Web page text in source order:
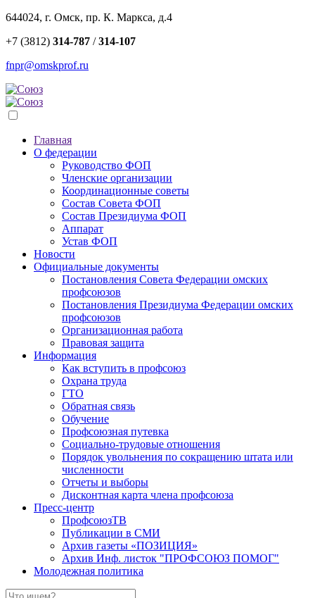
644024, г. Омск, пр. К. Маркса, д.4
+7 (3812) 314-787 /314-107
fnpr@omskprof.ru
Главная
О федерации
Руководство ФОП
Членские организации
Координационные советы
Состав Совета ФОП
Состав Президиума ФОП
Аппарат
Устав ФОП
Новости
Официальные документы
Постановления Совета Федерации омских
профсоюзов
Постановления Президиума Федерации омских
профсоюзов
Организационная работа
Правовая защита
Информация
Как вступить в профсоюз
Охрана труда
ГТО
Обратная связь
Обучение
Профсоюзная путевка
Социально-трудовые отношения
Порядок увольнения по сокращению штата или
численности
Отчеты и выборы
Дисконтная карта члена профсоюза
Пресс-центр
ПрофсоюзТВ
Публикации в СМИ
Архив газеты «ПОЗИЦИЯ»
Архив Инф. листок "ПРОФСОЮЗ ПОМОГ"
Молодежная политика